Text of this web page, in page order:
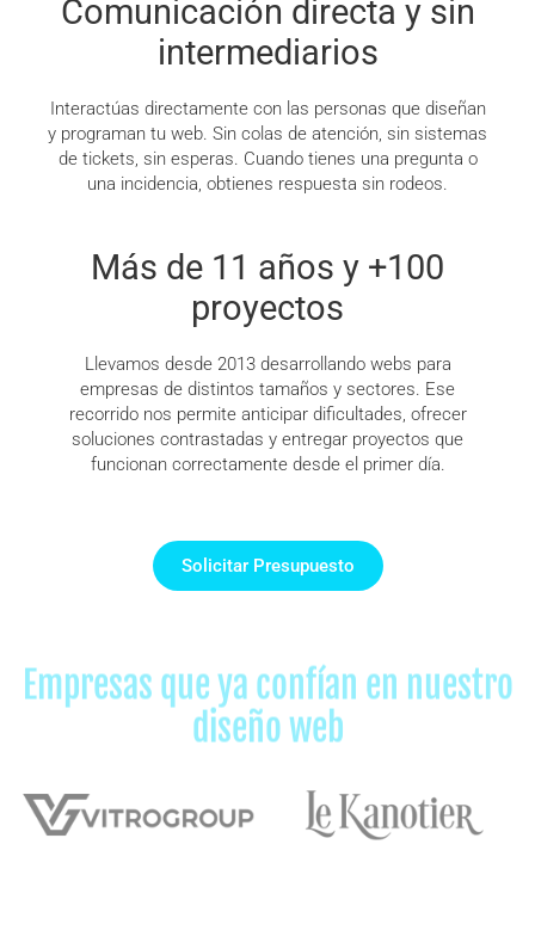
Comunicación directa y sin
intermediarios
Interactúas directamente con las personas que diseñan
y programan tu web. Sin colas de atención, sin sistemas
de tickets, sin esperas. Cuando tienes una pregunta o
una incidencia, obtienes respuesta sin rodeos.
Más de 11 años y +100
proyectos
Llevamos desde 2013 desarrollando webs para
empresas de distintos tamaños y sectores. Ese
recorrido nos permite anticipar dificultades, ofrecer
soluciones contrastadas y entregar proyectos que
funcionan correctamente desde el primer día.
Solicitar Presupuesto
Empresas que ya confían en nuestro
diseño web